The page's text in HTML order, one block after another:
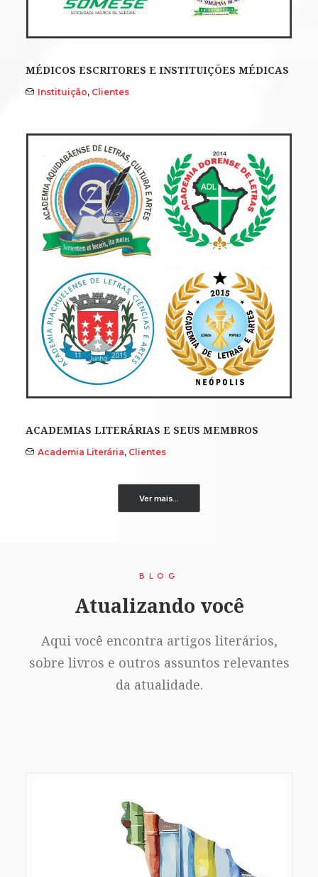
MÉDICOS ESCRITORES E INSTITUIÇÕES MÉDICAS
Instituição, Clientes
ACADEMIAS LITERÁRIAS E SEUS MEMBROS
Academia Literária, Clientes
Ver mais...
BLOG
Atualizando você
Aqui você encontra artigos literários,
sobre livros e outros assuntos relevantes
da atualidade.